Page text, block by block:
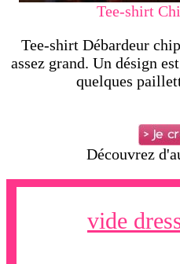
Tee-shirt
Tee-shirt Débardeur
assez grand. Un désign
quelques
Découvrez
vide